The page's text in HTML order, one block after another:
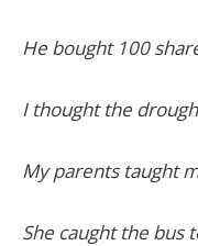
He bought 100
I thought the
My parents taught
She caught the bus